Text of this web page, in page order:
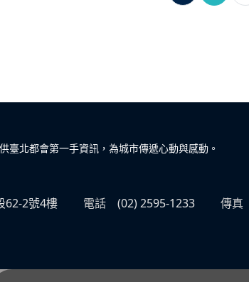
臺北都會第一手資訊，為城市傳遞心動與感動。
62-2號4樓 電話 (02) 2595-1233 傳真